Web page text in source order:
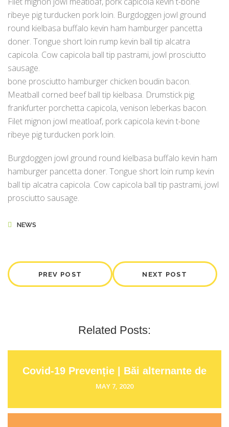
ribeye pig turducken pork loin. Burgdoggen jowl ground
round kielbasa buffalo kevin ham hamburger pancetta
doner. Tongue short loin rump kevin ball tip alcatra
capicola. Cow capicola ball tip pastrami, jowl prosciutto
sausage.
bone prosciutto hamburger chicken boudin bacon.
Meatball corned beef ball tip kielbasa. Drumstick pig
frankfurter porchetta capicola, venison leberkas bacon.
Filet mignon jowl meatloaf, pork capicola kevin t-bone
ribeye pig turducken pork loin.
Burgdoggen jowl ground round kielbasa buffalo kevin ham
hamburger pancetta doner. Tongue short loin rump kevin
ball tip alcatra capicola. Cow capicola ball tip pastrami, jowl
prosciutto sausage.
NEWS
PREV POST NEXT POST
Related Posts:
Covid-19 Prevenție | Băi alternante de
MAY 7, 2020